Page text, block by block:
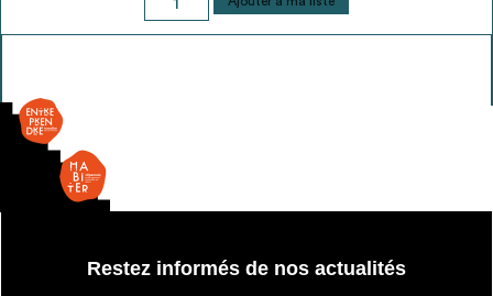
de
Restez informés de nos actualités